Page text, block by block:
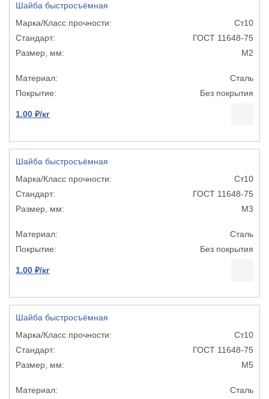
Шайба быстросъёмная
Ст10
ГОСТ 11648-75
М2
Сталь
Без покрытия
1.00 ₽/кг
Шайба быстросъёмная
Ст10
ГОСТ 11648-75
М3
Сталь
Без покрытия
1.00 ₽/кг
Шайба быстросъёмная
Ст10
ГОСТ 11648-75
М5
Сталь